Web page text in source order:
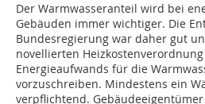
Der Warmwasseranteil wird bei
Gebäuden immer wichtiger. Die
Bundesregierung war daher gut
novellierten
Energieaufwands für die
vorzuschreiben. Mindestens ein
verpflichtend.